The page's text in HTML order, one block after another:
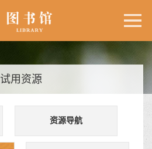
试用资源
资源导航